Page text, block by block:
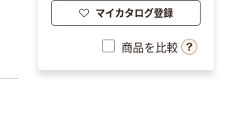
マイカタログ登録
商品を比較